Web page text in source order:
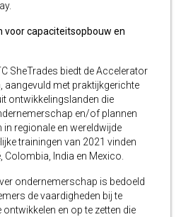
voor capaciteitsopbouw en
SheTrades biedt de Accelerator
aangevuld met praktijkgerichte
ontwikkelingslanden die
en/of plannen
in regionale en wereldwijde
trainingen van 2021 vinden
Colombia, India en Mexico.
ondernemerschap is bedoeld
de vaardigheden bij te
en op te zetten die